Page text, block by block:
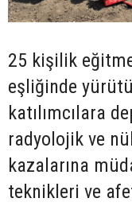
25 kişilik
eşliğinde
katılımcılara
radyolojik ve
kazalarına
teknikleri ve